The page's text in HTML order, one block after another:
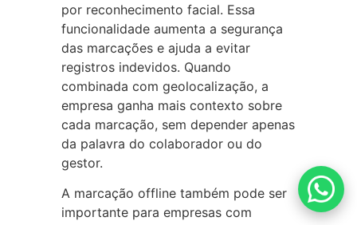
por reconhecimento facial. Essa
funcionalidade aumenta a segurança
das marcações e ajuda a evitar
registros indevidos. Quando
combinada com geolocalização, a
empresa ganha mais contexto sobre
cada marcação, sem depender apenas
da palavra do colaborador ou do
gestor.
A marcação offline também pode ser
importante para empresas com